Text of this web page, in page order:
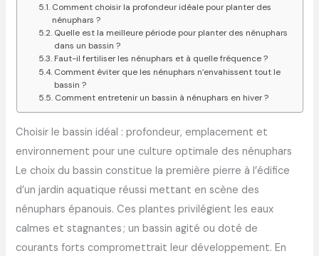
Comment choisir la profondeur idéale pour planter des
nénuphars ?
Quelle est la meilleure période pour planter des nénuphars
dans un bassin ?
Faut-il fertiliser les nénuphars et à quelle fréquence ?
Comment éviter que les nénuphars n’envahissent tout le
bassin ?
Comment entretenir un bassin à nénuphars en hiver ?
Choisir le bassin idéal : profondeur, emplacement et
environnement pour une culture optimale des nénuphars
Le choix du bassin constitue la première pierre à l’édifice
d’un jardin aquatique réussi mettant en scène des
nénuphars épanouis. Ces plantes privilégient les eaux
calmes et stagnantes ; un bassin agité ou doté de
courants forts compromettrait leur développement. En